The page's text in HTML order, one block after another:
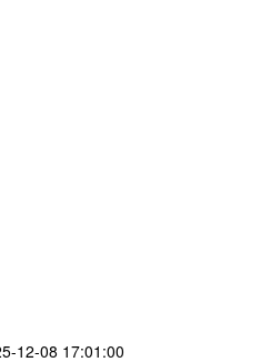
12-08 17:01:00